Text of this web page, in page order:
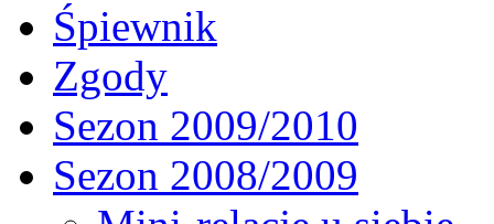
Śpiewnik
Zgody
Sezon 2009/2010
Sezon 2008/2009